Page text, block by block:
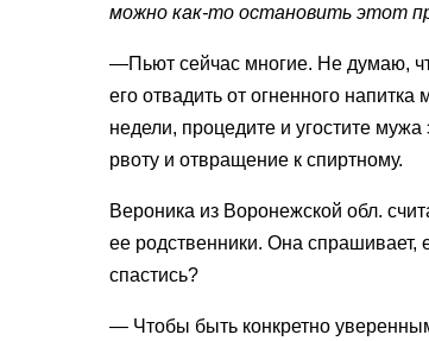
можно как-то остановить этот
—Пьют сейчас многие. Не думаю,
его отвадить от огненного
недели, процедите и угостите
рвоту и отвращение к спиртному.
Вероника из Воронежской обл.
ее родственники. Она спрашивает,
спастись?
— Чтобы быть конкретно